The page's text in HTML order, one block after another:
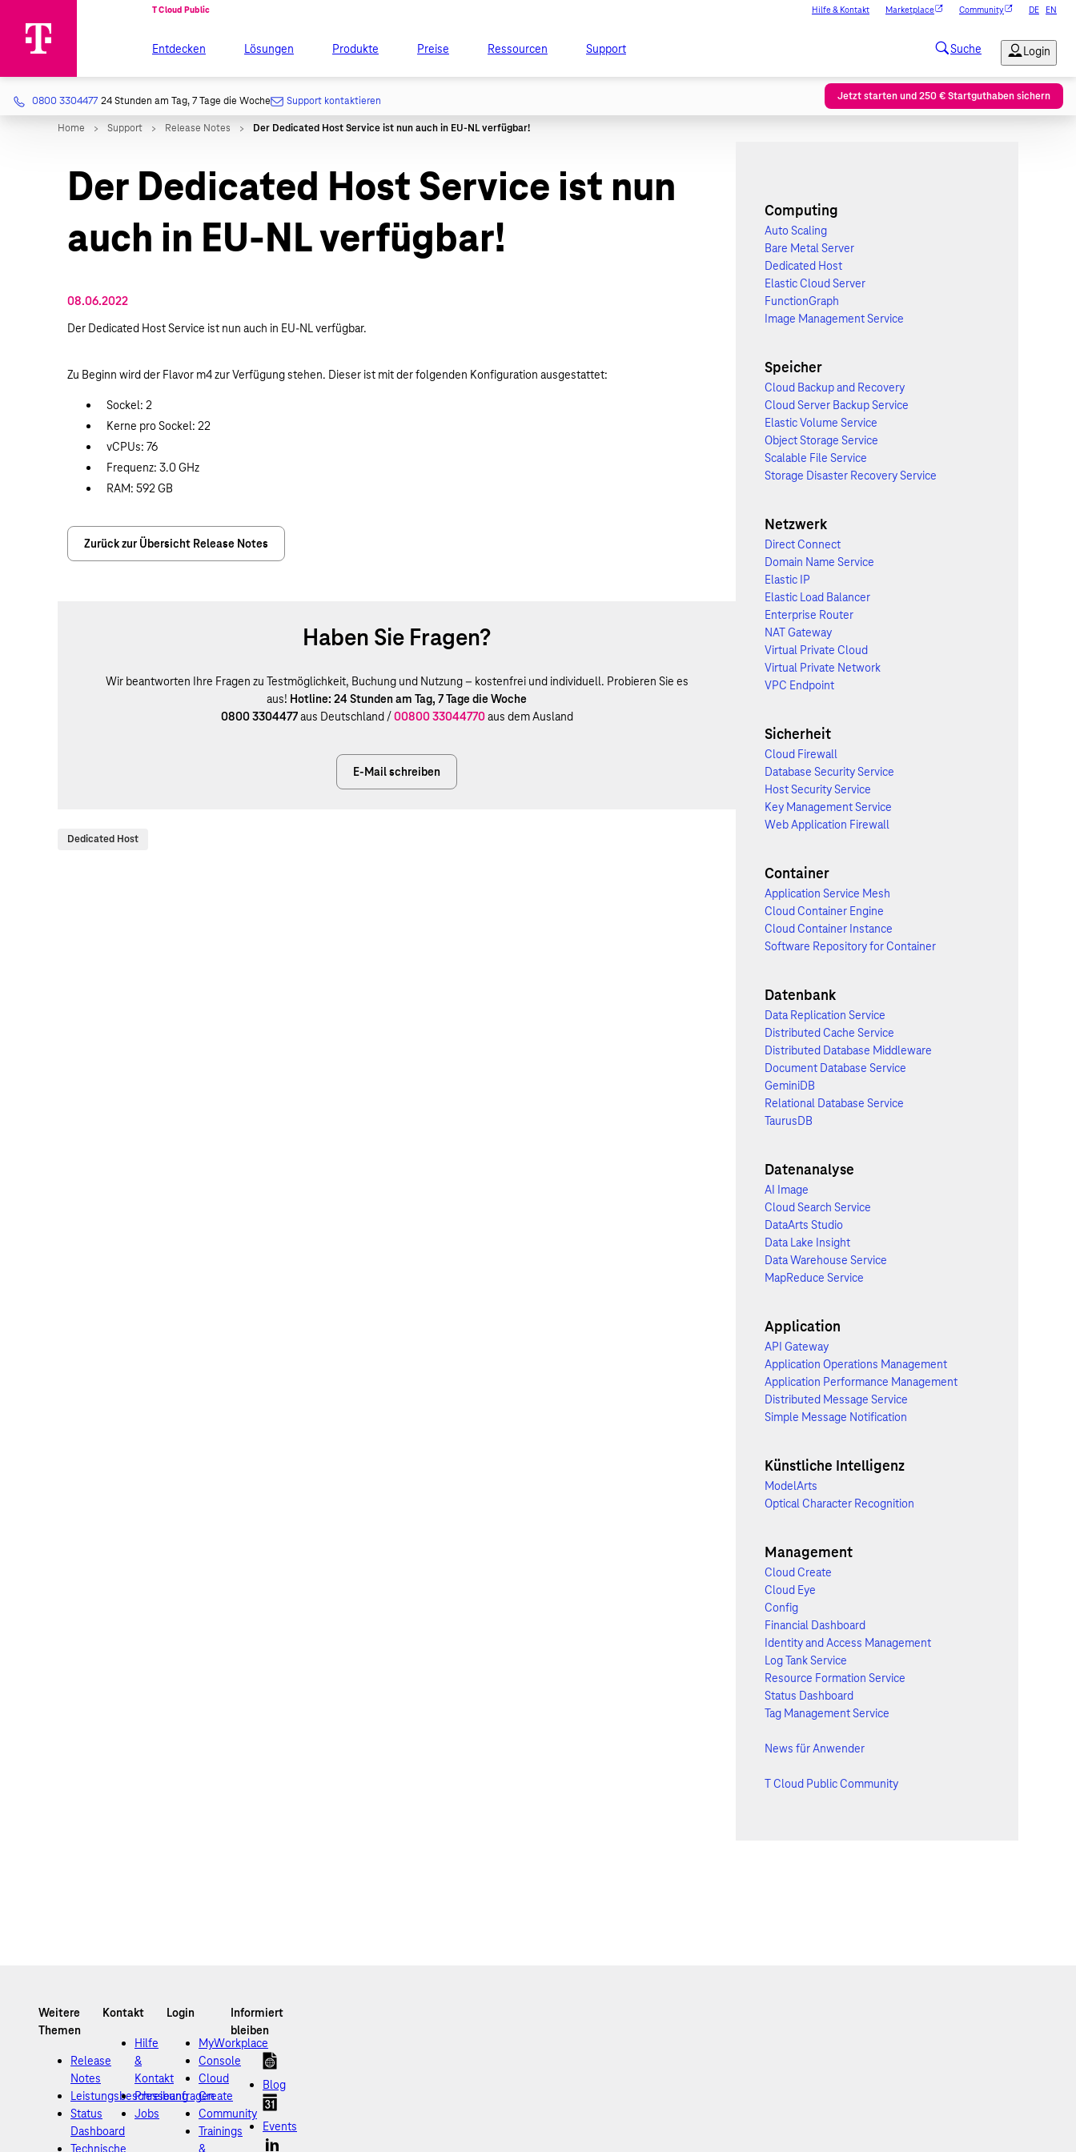
Hilfe & Kontakt Marketplace Community DE EN
Entdecken Lösungen Produkte Preise Ressourcen Support
0800 3304477 24 Stunden am Tag, 7 Tage die Woche Support kontaktieren Jetzt starten und 250 € Startguthaben sichern
Der Dedicated Host Service ist nun
auch in EU-NL verfügbar!
08.06.2022
Der Dedicated Host Service ist nun auch in EU-NL verfügbar.
Zu Beginn wird der Flavor m4 zur Verfügung stehen. Dieser ist mit der folgenden Konfiguration ausgestattet:
Sockel: 2
Kerne pro Sockel: 22
vCPUs: 76
Frequenz: 3.0 GHz
RAM: 592 GB
Zurück zur Übersicht Release Notes
Haben Sie Fragen?
Wir beantworten Ihre Fragen zu Testmöglichkeit, Buchung und Nutzung – kostenfrei und individuell. Probieren Sie es
aus! Hotline: 24 Stunden am Tag, 7 Tage die Woche
0800 3304477aus Deutschland /00800 33044770aus dem Ausland
E-Mail schreiben
Dedicated Host
Computing
Auto Scaling
Bare Metal Server
Dedicated Host
Elastic Cloud Server
FunctionGraph
Image Management Service
Speicher
Cloud Backup and Recovery
Cloud Server Backup Service
Elastic Volume Service
Object Storage Service
Scalable File Service
Storage Disaster Recovery Service
Netzwerk
Direct Connect
Domain Name Service
Elastic IP
Elastic Load Balancer
Enterprise Router
NAT Gateway
Virtual Private Cloud
Virtual Private Network
VPC Endpoint
Sicherheit
Cloud Firewall
Database Security Service
Host Security Service
Key Management Service
Web Application Firewall
Container
Application Service Mesh
Cloud Container Engine
Cloud Container Instance
Software Repository for Container
Datenbank
Data Replication Service
Distributed Cache Service
Distributed Database Middleware
Document Database Service
GeminiDB
Relational Database Service
TaurusDB
Datenanalyse
AI Image
Cloud Search Service
DataArts Studio
Data Lake Insight
Data Warehouse Service
MapReduce Service
Application
API Gateway
Application Operations Management
Application Performance Management
Distributed Message Service
Simple Message Notification
Künstliche Intelligenz
ModelArts
Optical Character Recognition
Management
Cloud Create
Cloud Eye
Config
Financial Dashboard
Identity and Access Management
Log Tank Service
Resource Formation Service
Status Dashboard
Tag Management Service
News für Anwender
T Cloud Public Community
Release
Notes
Leistungsbeschreibung
Status
Dashboard
Technische
Hilfe
&
Kontakt
Presseanfragen
Jobs
MyWorkplace
Console
Cloud
Create
Community
Trainings
&
Blog
Events